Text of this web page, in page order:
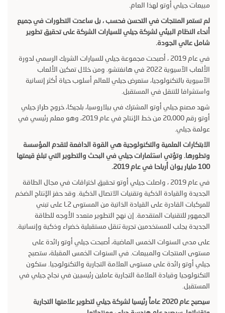
مبيعات جيلي أوتو لهذا العام.
لم تستمر المنتجات في التحسن فحسب ، بل ساعدت التطورات في جميع
أنحاء النظام البيئي لشركة جيلي للسيارات الشركة على تحقيق تطوير
شامل عالي الجودة.
في عام 2019 ، أصبحت مجموعة جيلي للسيارات الشريك الرسمي لدورة
الألعاب الآسيوية 2022 في هانغتشو. ومن خلال تمكين الألعاب
الآسيوية بالتكنولوجيا، ستعرض جيلي للعالم أسلوب حياة أكثر إنسانية
واستشرافا للتنقل في المستقبل.
شهد مصنع جيلي أوتو المشترك في بيلاروسيا، بلجيكا، خروج طراز جيلي
أوتو رقم 20,000 من خط الإنتاج في عام 2019، وهو معلم رئيسي في
عولمة جيلي.
الابتكارات العلمية والتكنولوجية هي القوة الدافعة لتقدم المؤسسة
وتطورها. وتؤتي استثمارات جيلي في البحث والتطوير التي تبلغ قيمتها
100 مليار يوان أرباحا في عام 2019.
في عام 2019 ، واصلت جيلي أوتو تحقيق اختراقات في مجال الطاقة
الجديدة والقيادة الذكية وتقنيات الاتصال الذكية. وقد حفز الإنتاج الضخم
للمركبات القادرة على القيادة الذاتية من المستوى L2 على تبني
الجمهور للتقنيات المتقدمة. إن نهج التطوير متعدد الأوجه للطاقة
الجديدة يجلب للمستخدمين تجربة تنقل مستقبلية خضراء وذكية وإنسانية.
على مدى السنوات الخمس الماضية، أصبحت جيلي أوتو رائدة على
مستوى المنتجات والمبيعات. في السنوات الخمس المقبلة، ستصبح
جيلي أوتو رائدة على مستوى العلامة التجارية والتكنولوجيا. ستكون
التكنولوجيا وقيادة العلامة التجارية عاملين رئيسيين في نجاح جيلي في
المستقبل.
سيصبح عام 2020 عاماً رئيسيا لشركة جيلي لتطوير علامتها التجارية